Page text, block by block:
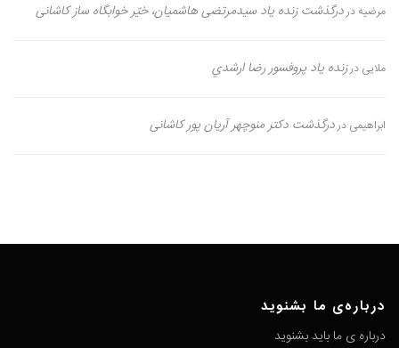
مرضیه دردرگذشت زنده یاد سیدمرتضی هاشمیان، خیّر خوابگاه ساز کاشانی
ملایی درزنده یاد پروفسور رضا ارشدي
ابراهیمی دردرگذشت دکتر منوچهر آریان پور کاشانی
درباره‌ی ما بشنوید
درباره ی ما باید بشنوید